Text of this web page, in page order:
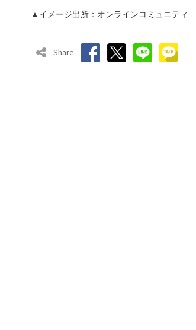
▲イメージ出所：オンラインコミュニティ
Share